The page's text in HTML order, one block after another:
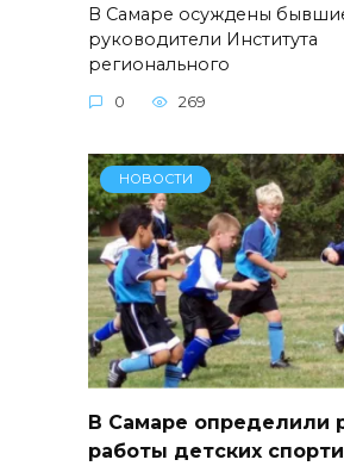
В Самаре осуждены
руководители Института
регионального
0 269
НОВОСТИ
В Самаре определили
работы детских